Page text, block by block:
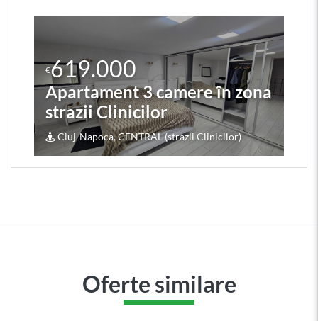
€619.000
Apartament 3 camere în zona
strazii Clinicilor
Cluj-Napoca, CENTRAL (strazii Clinicilor)
Oferte similare